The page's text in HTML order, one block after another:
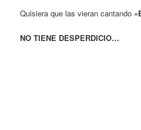
Quisiera que las vieran cantando
NO TIENE DESPERDICIO…